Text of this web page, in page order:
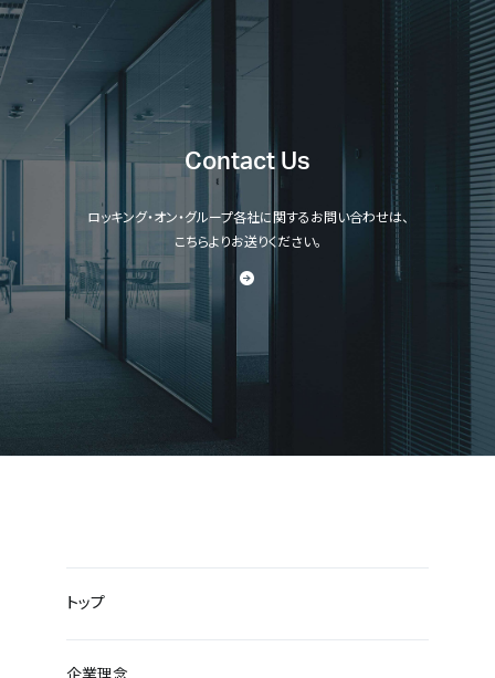
Contact Us
ロッキング・オン・グループ各社に関するお問い合わせは、
こちらよりお送りください。
トップ
企業理念